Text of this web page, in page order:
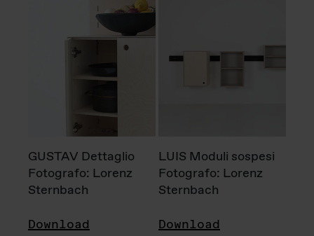
GUSTAV Dettaglio
Fotografo: Lorenz
Sternbach
Download
LUIS Moduli sospesi
Fotografo: Lorenz
Sternbach
Download